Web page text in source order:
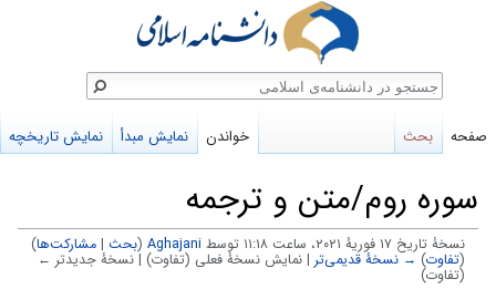
سوره روم/متن و ترجمه
نسخهٔ تاریخ ‏۱۷ فوریهٔ ۲۰۲۱، ساعت ۱۱:۱۸ توسط Aghajani
(بحث |مشارکت‌ها)
(تفاوت) → نسخهٔ قدیمی‌تر| نمایش نسخهٔ فعلی (تفاوت) | نسخهٔ جدیدتر ←
(تفاوت)
صفحه بحث خواندن نمایش مبدأ نمایش تاریخچه
جستجو